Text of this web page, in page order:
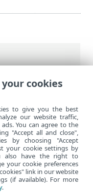
>ESET
nastavitve
CMD
cookies
to give you the best
our website traffic,
You can agree to the
"Accept all and close",
by choosing "Accept
your cookie settings by
also have the right to
your cookie preferences
link in our website
(if available). For more
.